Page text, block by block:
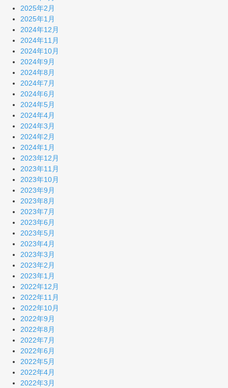
2025年2月
2025年1月
2024年12月
2024年11月
2024年10月
2024年9月
2024年8月
2024年7月
2024年6月
2024年5月
2024年4月
2024年3月
2024年2月
2024年1月
2023年12月
2023年11月
2023年10月
2023年9月
2023年8月
2023年7月
2023年6月
2023年5月
2023年4月
2023年3月
2023年2月
2023年1月
2022年12月
2022年11月
2022年10月
2022年9月
2022年8月
2022年7月
2022年6月
2022年5月
2022年4月
2022年3月